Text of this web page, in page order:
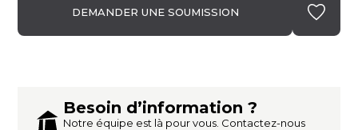
Besoin d’information ?
Notre équipe est là pour vous. Contactez-nous
DEMANDER UNE SOUMISSION